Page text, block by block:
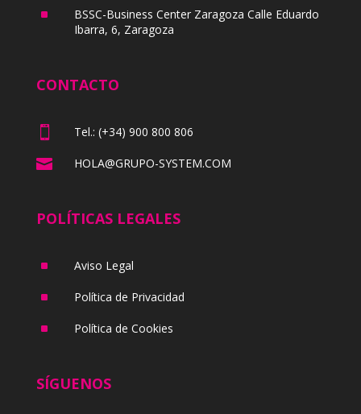
^
BSSC-Business Center Zaragoza Calle Eduardo
Ibarra, 6, Zaragoza
CONTACTO
 Tel.: (+34) 900 800 806
 HOLA@GRUPO-SYSTEM.COM
POLÍTICAS LEGALES
^ Aviso Legal
^ Política de Privacidad
^ Política de Cookies
SÍGUENOS